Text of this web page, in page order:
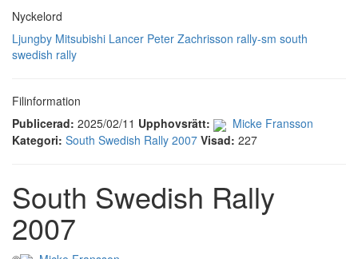
Nyckelord
Ljungby Mitsubishi Lancer Peter Zachrisson rally-sm south
swedish rally
Filinformation
Publicerad: 2025/02/11 Upphovsrätt:
Micke Fransson
Kategori: South Swedish Rally 2007 Visad: 227
South Swedish Rally
2007